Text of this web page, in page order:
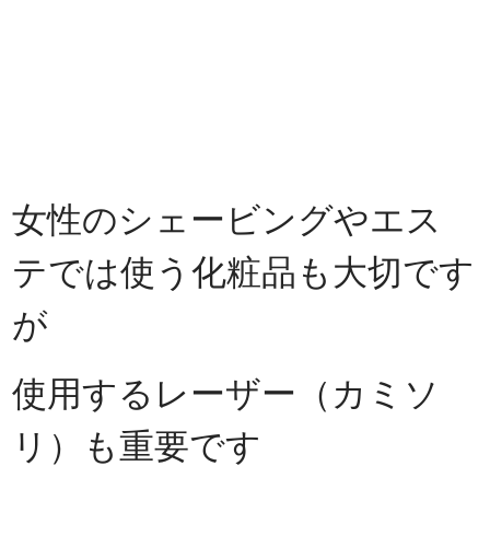
女性のシェービングやエス
テでは使う化粧品も大切です
が
使用するレーザー（カミソ
リ）も重要です